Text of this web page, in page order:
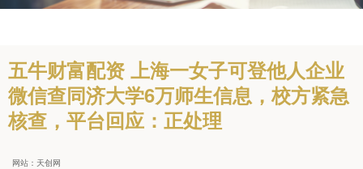
五牛财富配资 上海一女子可登他人企业
微信查同济大学6万师生信息，校方紧急
核查，平台回应：正处理
网站：天创网